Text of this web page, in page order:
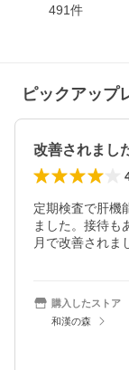
491件
ピックアップ
改善されまし
定期検査で肝機
ました。接待も
月で改善されま
購入したストア
和漢の森